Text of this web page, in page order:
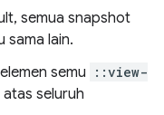
semua snapshot
sama lain.
semu
::view-
seluruh